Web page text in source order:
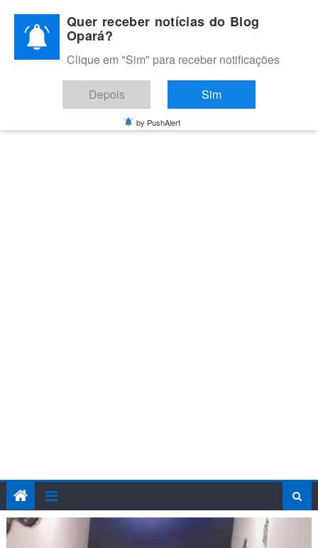
content
BLOG OPARÁ
Melhores notícias de Juazeiro, Petrolina e do Vale do São
Francisco
Quer receber notícias do Blog
Opará?
Clique em "Sim" para receber notificações
Depois Sim
by PushAlert